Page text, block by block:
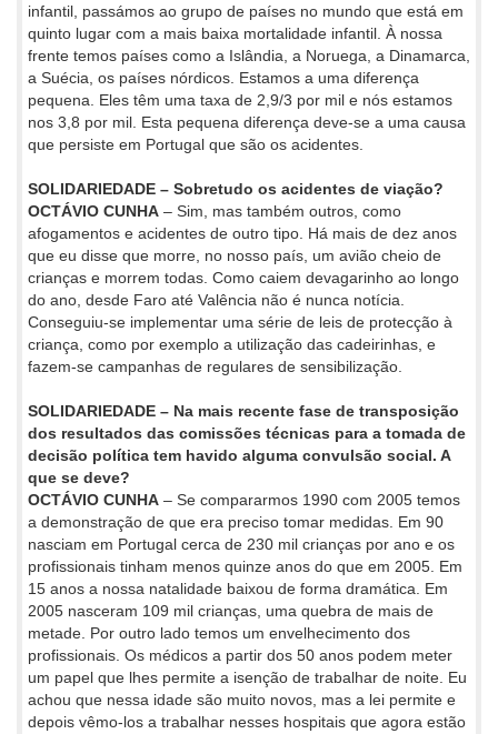
infantil, passámos ao grupo de países no mundo que está em
quinto lugar com a mais baixa mortalidade infantil. À nossa
frente temos países como a Islândia, a Noruega, a Dinamarca,
a Suécia, os países nórdicos. Estamos a uma diferença
pequena. Eles têm uma taxa de 2,9/3 por mil e nós estamos
nos 3,8 por mil. Esta pequena diferença deve-se a uma causa
que persiste em Portugal que são os acidentes.
SOLIDARIEDADE – Sobretudo os acidentes de viação?
OCTÁVIO CUNHA – Sim, mas também outros, como
afogamentos e acidentes de outro tipo. Há mais de dez anos
que eu disse que morre, no nosso país, um avião cheio de
crianças e morrem todas. Como caiem devagarinho ao longo
do ano, desde Faro até Valência não é nunca notícia.
Conseguiu-se implementar uma série de leis de protecção à
criança, como por exemplo a utilização das cadeirinhas, e
fazem-se campanhas de regulares de sensibilização.
SOLIDARIEDADE – Na mais recente fase de transposição
dos resultados das comissões técnicas para a tomada de
decisão política tem havido alguma convulsão social. A
que se deve?
OCTÁVIO CUNHA – Se compararmos 1990 com 2005 temos
a demonstração de que era preciso tomar medidas. Em 90
nasciam em Portugal cerca de 230 mil crianças por ano e os
profissionais tinham menos quinze anos do que em 2005. Em
15 anos a nossa natalidade baixou de forma dramática. Em
2005 nasceram 109 mil crianças, uma quebra de mais de
metade. Por outro lado temos um envelhecimento dos
profissionais. Os médicos a partir dos 50 anos podem meter
um papel que lhes permite a isenção de trabalhar de noite. Eu
achou que nessa idade são muito novos, mas a lei permite e
depois vêmo-los a trabalhar nesses hospitais que agora estão